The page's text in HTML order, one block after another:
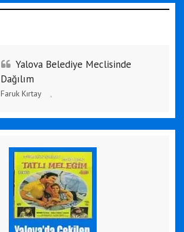
Yalova Belediye Meclisinde
Dağılım
Faruk Kırtay ,